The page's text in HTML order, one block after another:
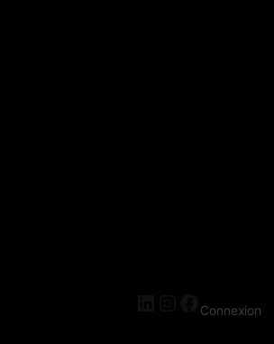
LinkedIn
Instagram
Connexion